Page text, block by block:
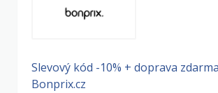
Slevový kód -10% + doprava
Bonprix.cz